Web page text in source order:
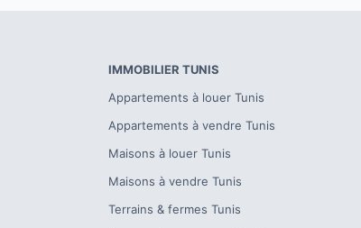
IMMOBILIER TUNIS
Appartements à louer Tunis
Appartements à vendre Tunis
Maisons à louer Tunis
Maisons à vendre Tunis
Terrains & fermes Tunis